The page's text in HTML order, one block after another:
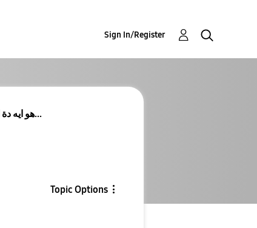
Sign In/Register
هو ايه دة انا اول مرة اشوفه ف الاعدادات امسحه و لا...
Topic Options